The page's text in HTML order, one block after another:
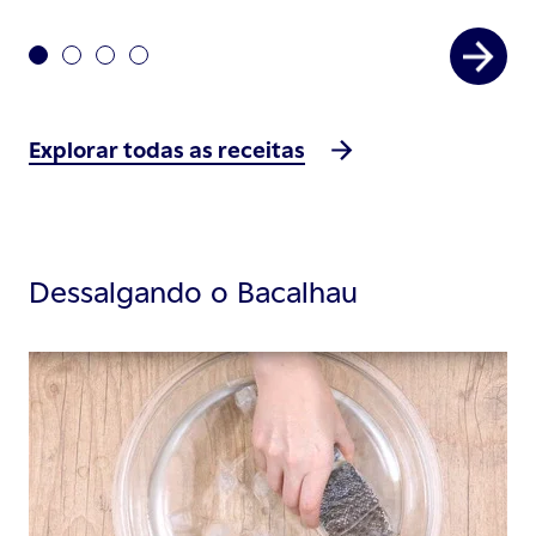
Explorar todas as receitas
Dessalgando o Bacalhau